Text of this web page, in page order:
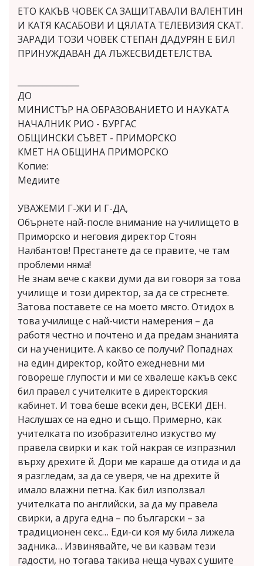
ЕТО КАКЪВ ЧОВЕК СА ЗАЩИТАВАЛИ ВАЛЕНТИН
И КАТЯ КАСАБОВИ И ЦЯЛАТА ТЕЛЕВИЗИЯ СКАТ.
ЗАРАДИ ТОЗИ ЧОВЕК СТЕПАН ДАДУРЯН Е БИЛ
ПРИНУЖДАВАН ДА ЛЪЖЕСВИДЕТЕЛСТВА.
ДО
МИНИСТЪР НА ОБРАЗОВАНИЕТО И НАУКАТА
НАЧАЛНИК РИО - БУРГАС
ОБЩИНСКИ СЪВЕТ - ПРИМОРСКО
КМЕТ НА ОБЩИНА ПРИМОРСКО
Копие:
Медиите
УВАЖЕМИ Г-ЖИ И Г-ДА,
Обърнете най-после внимание на училището в
Приморско и неговия директор Стоян
Налбантов! Престанете да се правите, че там
проблеми няма!
Не знам вече с какви думи да ви говоря за това
училище и този директор, за да се стреснете.
Затова поставете се на моето място. Отидох в
това училище с най-чисти намерения – да
работя честно и почтено и да предам знанията
си на учениците. А какво се получи? Попаднах
на един директор, който ежедневни ми
говореше глупости и ми се хвалеше какъв секс
бил правел с учителките в директорския
кабинет. И това беше всеки ден, ВСЕКИ ДЕН.
Наслушах се на едно и също. Примерно, как
учителката по изобразително изкуство му
правела свирки и как той накрая се изпразнил
върху дрехите й. Дори ме караше да отида и да
я разгледам, за да се уверя, че на дрехите й
имало влажни петна. Как бил използвал
учителката по английски, за да му правела
свирки, а друга една – по български – за
традиционен секс… Еди-си коя му била лижела
задника… Извинявайте, че ви казвам тези
гадости, но тогава такива неща чувах с ушите